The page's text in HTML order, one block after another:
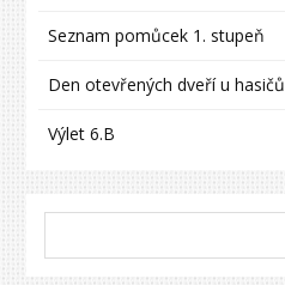
Seznam pomůcek 1. stupeň
Den otevřených dveří u hasičů
Výlet 6.B